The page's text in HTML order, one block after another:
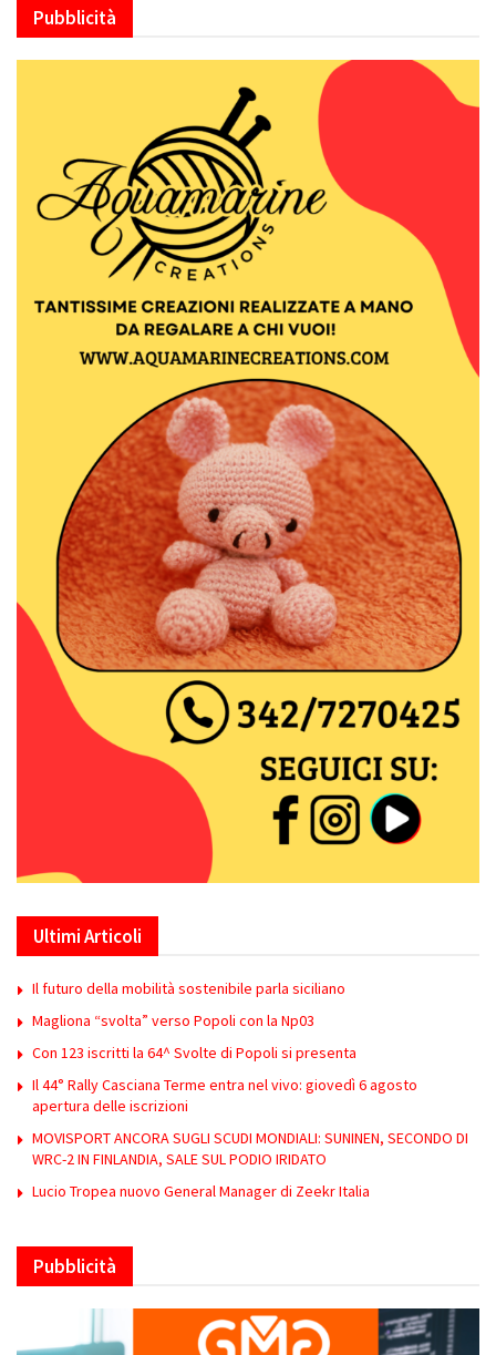
Pubblicità
Ultimi Articoli
Il futuro della mobilità sostenibile parla siciliano
Magliona “svolta” verso Popoli con la Np03
Con 123 iscritti la 64^ Svolte di Popoli si presenta
Il 44° Rally Casciana Terme entra nel vivo: giovedì 6 agosto
apertura delle iscrizioni
MOVISPORT ANCORA SUGLI SCUDI MONDIALI: SUNINEN, SECONDO DI
WRC-2 IN FINLANDIA, SALE SUL PODIO IRIDATO
Lucio Tropea nuovo General Manager di Zeekr Italia
Pubblicità